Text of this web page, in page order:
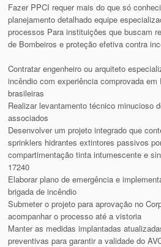
Fazer PPCI requer mais do que só
planejamento detalhado equipe
processos Para instituições que buscam
de Bombeiros e proteção efetiva contra
Contratar engenheiro ou arquiteto
incêndio com experiência comprovada em
brasileiras
Realizar levantamento técnico minucioso
associados
Desenvolver um projeto integrado que
sprinklers hidrantes extintores passivos
compartimentação tinta intumescente e
17240
Elaborar plano de emergência e
brigada de incêndio
Submeter o projeto para aprovação no
acompanhar o processo até a vistoria
Manter as medidas implantadas
preventivas para garantir a validade do